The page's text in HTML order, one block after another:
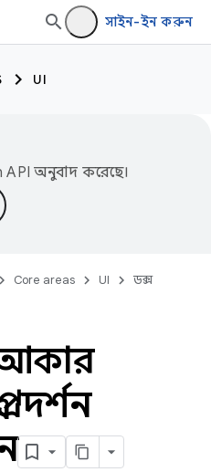
সাইন-ইন করুন
UI
API অনুবাদ করেছে।
Core areas UI ডক্স
আকার